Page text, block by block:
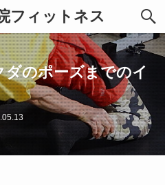
フィットネス
ダのポーズまでのイ